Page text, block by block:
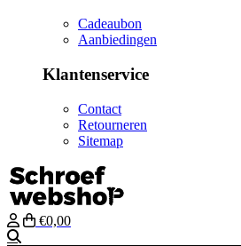
Cadeaubon
Aanbiedingen
Klantenservice
Contact
Retourneren
Sitemap
€0,00